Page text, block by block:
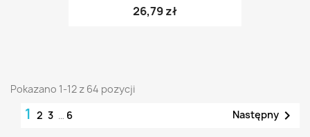
26,79 zł
Pokazano 1-12 z 64 pozycji
1 2 3 … 6 Następny 